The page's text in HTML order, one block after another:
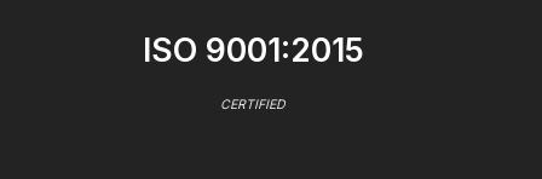
ISO 9001:2015
CERTIFIED